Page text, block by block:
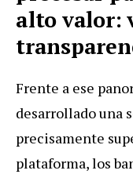
alto valor:
Frente a ese
desarrollado una
precisamente
plataforma, los